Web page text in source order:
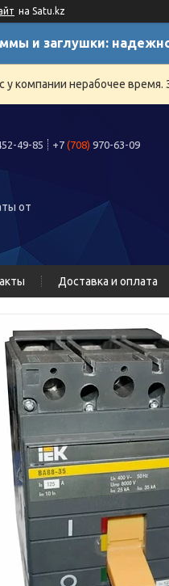
на Satu.kz
и заглушки:
у компании нерабочее
49-85 +7 (708) 970-63-09
от
Доставка и оплата